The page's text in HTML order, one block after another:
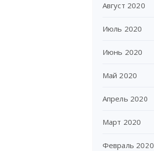
Август 2020
Июль 2020
Июнь 2020
Май 2020
Апрель 2020
Март 2020
Февраль 2020